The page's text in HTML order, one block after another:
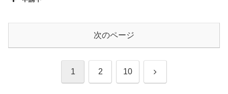
次のページ
1 2 10 次